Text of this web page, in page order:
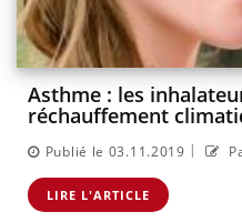
Asthme : les
réchauffement
Publié le 03.11.2019 |
LIRE L'ARTICLE